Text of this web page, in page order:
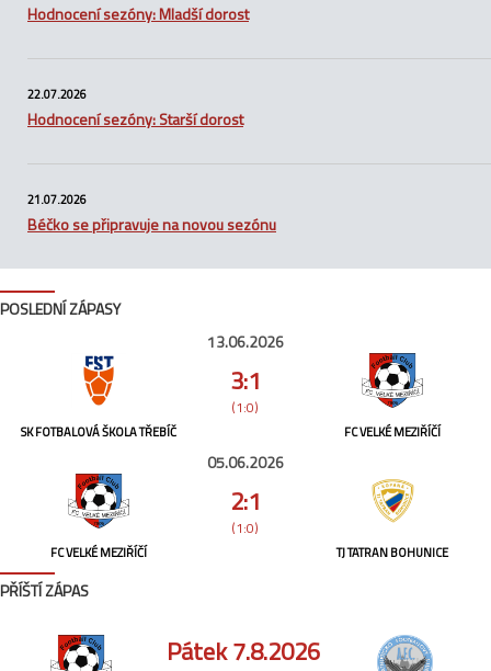
Hodnocení sezóny: Mladší dorost
22.07.2026
Hodnocení sezóny: Starší dorost
21.07.2026
Béčko se připravuje na novou sezónu
POSLEDNÍ ZÁPASY
SK FOTBALOVÁ ŠKOLA TŘEBÍČ
13.06.2026
3:1
(1:0)
FC VELKÉ MEZIŘÍČÍ
FC VELKÉ MEZIŘÍČÍ
05.06.2026
2:1
(1:0)
TJ TATRAN BOHUNICE
PŘÍŠTÍ ZÁPAS
Pátek 7.8.2026